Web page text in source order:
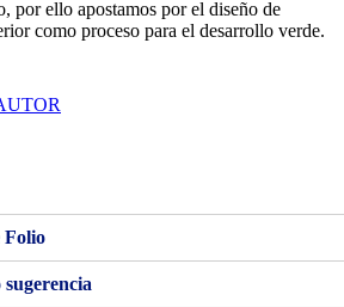
por ello apostamos por el diseño de
como proceso para el desarrollo verde.
Folio